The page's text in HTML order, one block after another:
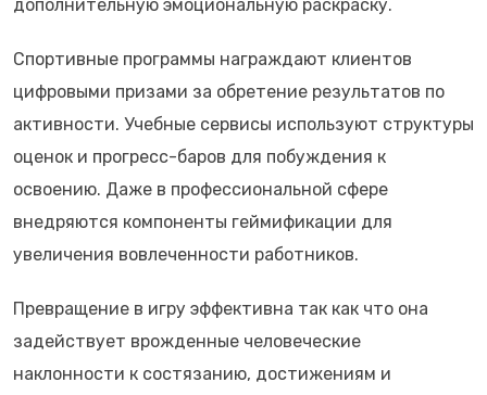
дополнительную эмоциональную раскраску.
Спортивные программы награждают клиентов
цифровыми призами за обретение результатов по
активности. Учебные сервисы используют структуры
оценок и прогресс-баров для побуждения к
освоению. Даже в профессиональной сфере
внедряются компоненты геймификации для
увеличения вовлеченности работников.
Превращение в игру эффективна так как что она
задействует врожденные человеческие
наклонности к состязанию, достижениям и